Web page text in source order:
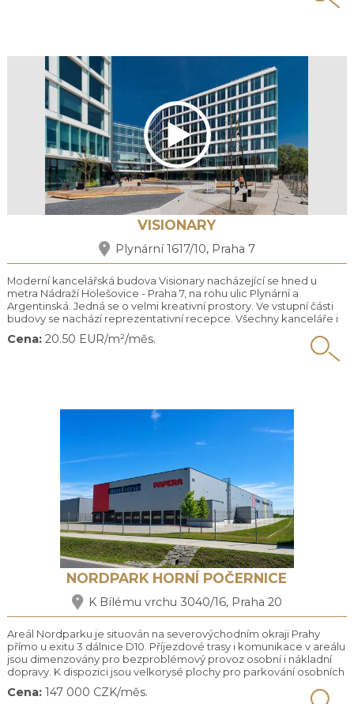
VISIONARY
Plynární 1617/10, Praha 7
Moderní kancelářská budova Visionary nacházející se hned u
metra Nádraží Holešovice - Praha 7, na rohu ulic Plynární a
Argentinská. Jedná se o velmi kreativní prostory. Ve vstupní části
budovy se nachází reprezentativní recepce. Všechny kanceláře i
společné prostory jsou klimatizované. Budova nabízí velké
množství společných teras s krásným výhledem a běžeckou dráhu
Cena: 20.50 EUR/m²/měs.
NORDPARK HORNÍ POČERNICE
K Bílému vrchu 3040/16, Praha 20
Areál Nordparku je situován na severovýchodním okraji Prahy
přímo u exitu 3 dálnice D10. Příjezdové trasy i komunikace v areálu
jsou dimenzovány pro bezproblémový provoz osobní i nákladní
dopravy. K dispozici jsou velkorysé plochy pro parkování osobních
i nákladních vozidel. Objekty Nordpark splňují nejpřísnější aktuální
standardy úsporného provozu, s rezervou splňují nejvyšší
Cena: 147 000 CZK/měs.